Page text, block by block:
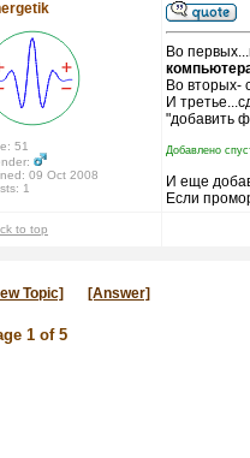
51
09 Oct 2008
1
Во
Во вторых-
И
"добавить
Добавлено
И еще
Если
to top
Topic] [Answer]
1 of 5